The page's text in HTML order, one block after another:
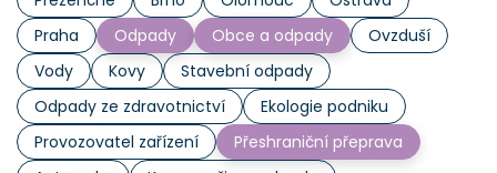
Praha
Odpady Obce a odpady
Ovzduší
Vody
Kovy
Stavební odpady
Odpady ze zdravotnictví
Ekologie podniku
Provozovatel zařízení
Přeshraniční přeprava